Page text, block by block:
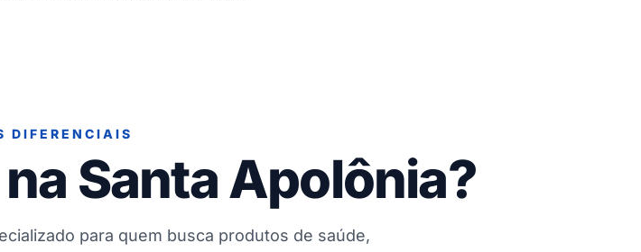
DIFERENCIAIS
Santa Apolônia?
para quem busca produtos de saúde,